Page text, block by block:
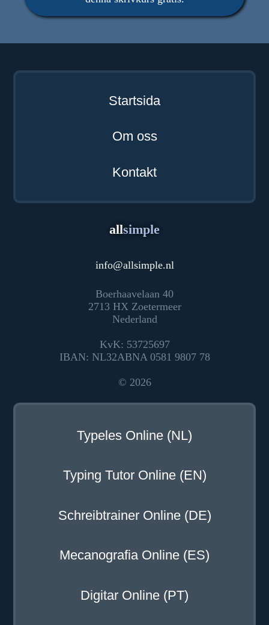
Startsida
Om oss
Kontakt
allsimple
info@allsimple.nl
Boerhaavelaan 40
2713 HX Zoetermeer
Nederland
KvK: 53725697
IBAN: NL32ABNA 0581 9807 78
© 2026
Typeles Online (NL)
Typing Tutor Online (EN)
Schreibtrainer Online (DE)
Mecanografia Online (ES)
Digitar Online (PT)